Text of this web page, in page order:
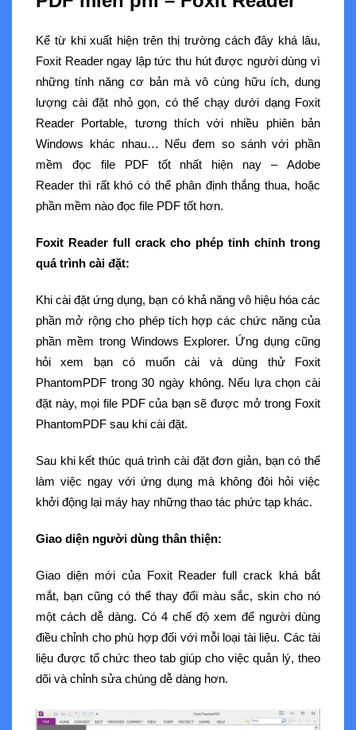
Kể từ khi xuất hiện trên thị trường cách đây khá lâu,
Foxit Reader ngay lập tức thu hút được người dùng vì
những tính năng cơ bản mà vô cùng hữu ích, dung
lượng cài đặt nhỏ gọn, có thể chạy dưới dạng Foxit
Reader Portable, tương thích với nhiều phiên bản
Windows khác nhau… Nếu đem so sánh với phần
mềm đọc file PDF tốt nhất hiện nay – Adobe
Reader thì rất khó có thể phân định thắng thua, hoặc
phần mềm nào đọc file PDF tốt hơn.
Foxit Reader full crack cho phép tinh chỉnh trong
quá trình cài đặt:
Khi cài đặt ứng dụng, bạn có khả năng vô hiệu hóa các
phần mở rộng cho phép tích hợp các chức năng của
phần mềm trong Windows Explorer. Ứng dụng cũng
hỏi xem bạn có muốn cài và dùng thử Foxit
PhantomPDF trong 30 ngày không. Nếu lựa chọn cài
đặt này, mọi file PDF của bạn sẽ được mở trong Foxit
PhantomPDF sau khi cài đặt.
Sau khi kết thúc quá trình cài đặt đơn giản, bạn có thể
làm việc ngay với ứng dụng mà không đòi hỏi việc
khởi động lại máy hay những thao tác phức tạp khác.
Giao diện người dùng thân thiện:
Giao diện mới của Foxit Reader full crack khá bắt
mắt, bạn cũng có thể thay đổi màu sắc, skin cho nó
một cách dễ dàng. Có 4 chế độ xem để người dùng
điều chỉnh cho phù hợp đối với mỗi loại tài liệu. Các tài
liệu được tổ chức theo tab giúp cho việc quản lý, theo
dõi và chỉnh sửa chúng dễ dàng hơn.